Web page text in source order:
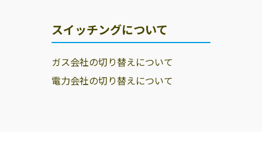
スイッチングについて
ガス会社の切り替えについて
電力会社の切り替えについて